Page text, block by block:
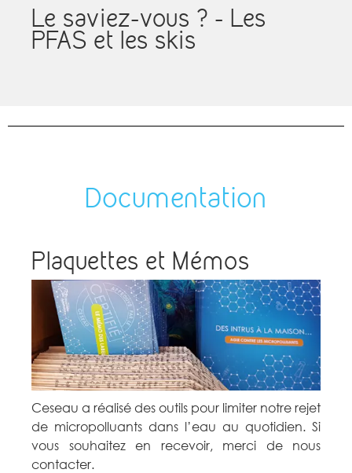
Le saviez-vous ? - Les
PFAS et les skis
Documentation
Plaquettes et Mémos
Ceseau a réalisé des outils pour limiter notre rejet
de micropolluants dans l’eau au quotidien. Si
vous souhaitez en recevoir, merci de nous
contacter.